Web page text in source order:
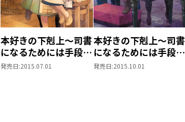
本好きの下剋上～司書
になるためには手段を
選んでいられません～
発売日:2015.07.01
本好きの下剋上～司書
になるためには手段を
選んでいられません～
発売日:2015.10.01